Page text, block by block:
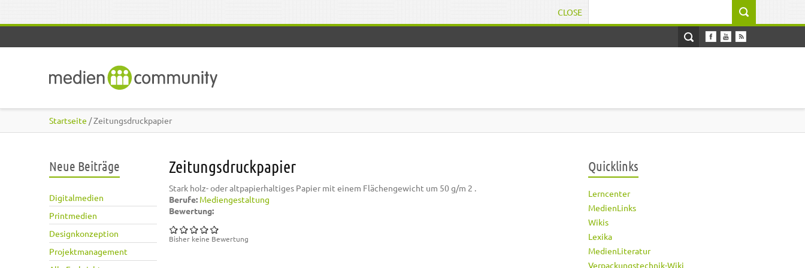
CLOSE
Startseite / Zeitungsdruckpapier
Neue Beiträge
Digitalmedien
Printmedien
Designkonzeption
Projektmanagement
Zeitungsdruckpapier
Stark holz- oder altpapierhaltiges Papier mit einem Flächengewicht um 50 g/m 2 .
Berufe: Mediengestaltung
Bewertung:
Bisher keine Bewertung
Quicklinks
Lerncenter
MedienLinks
Wikis
Lexika
MedienLiteratur
Verpackungstechnik-Wiki